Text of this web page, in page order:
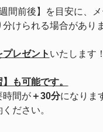
間前後】を目安に、
けられる場合があり
レゼント いたします
も可能です。
時間が＋30分になりま
ださい。